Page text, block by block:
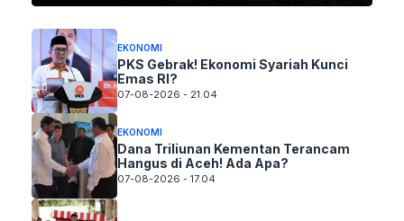
EKONOMI
PKS Gebrak! Ekonomi Syariah Kunci
Emas RI?
07-08-2026 - 21.04
EKONOMI
Dana Triliunan Kementan Terancam
Hangus di Aceh! Ada Apa?
07-08-2026 - 17.04